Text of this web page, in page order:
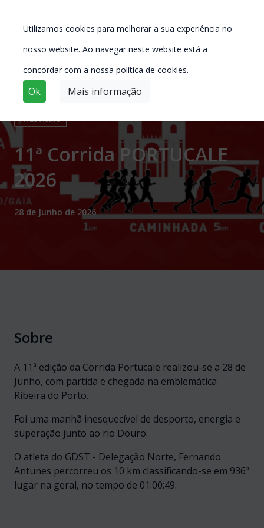
Utilizamos cookies para melhorar a sua experiência no
nosso website. Ao navegar neste website está a
concordar com a nossa política de cookies.
Ok Mais informação
ATLETISMO
11ª Corrida PORTUCALE
2026
28 de Junho de 2026
Sobre
A 11ª edição da Corrida Portucale realizou-se a 28 de
Junho, com partida e chegada na emblemática
Ribeira do Porto.
Foi uma manhã inesquecível de desporto, energia e
superação junto ao rio Douro.
O atleta do GDST - Delegação Norte, Fernando
Antunes percorreu os 10 km classificando-se em 936º
lugar na geral, no tempo de 01:00:49.